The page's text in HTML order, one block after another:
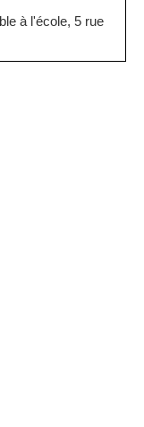
à l'école, 5 rue